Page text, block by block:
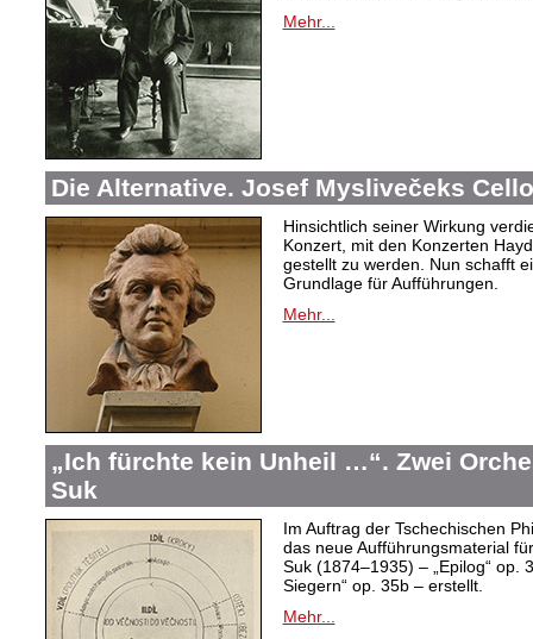
Mehr...
Die Alternative. Josef Myslivečeks
Hinsichtlich seiner Wirkung
Konzert, mit den Konzerten
gestellt zu werden. Nun schafft
Grundlage für Aufführungen.
Mehr...
„Ich fürchte kein Unheil …“. Zwei
Suk
Im Auftrag der Tschechischen
das neue Aufführungsmaterial
Suk (1874–1935) – „Epilog“ op.
Siegern“ op. 35b – erstellt.
Mehr...